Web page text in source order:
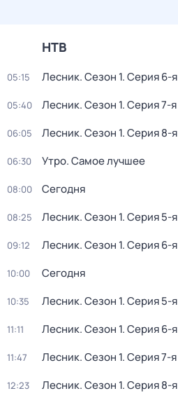
НТВ
05:15 Лесник. Сезон 1. Серия 6-я
05:40 Лесник. Сезон 1. Серия 7-я
06:05 Лесник. Сезон 1. Серия 8-я
06:30 Утро. Самое лучшее
08:00 Сегодня
08:25 Лесник. Сезон 1. Серия 5-я
09:12 Лесник. Сезон 1. Серия 6-я
10:00 Сегодня
10:35 Лесник. Сезон 1. Серия 5-я
11:11 Лесник. Сезон 1. Серия 6-я
11:47 Лесник. Сезон 1. Серия 7-я
12:23 Лесник. Сезон 1. Серия 8-я